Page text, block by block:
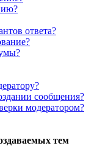
ответа?
сообщения?
модератором?
тем